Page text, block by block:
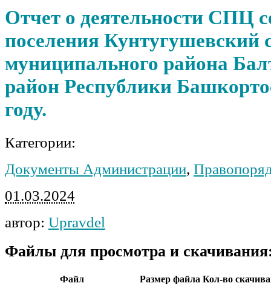
Отчет о деятельности СПЦ
поселения Кунтугушевский
муниципального района
район Республики
году.
Категории:
Документы Администрации,
01.03.2024
автор: Upravdel
Файлы для просмотра и
Файл Размер файла Кол-во